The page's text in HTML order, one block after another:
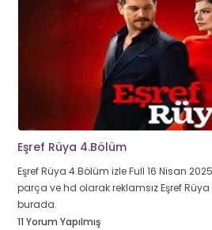
Eşref Rüya 4.Bölüm
Eşref Rüya 4.Bölüm izle Full 16 Nisan
parça ve hd olarak reklamsız Eşref
burada.
11 Yorum Yapılmış